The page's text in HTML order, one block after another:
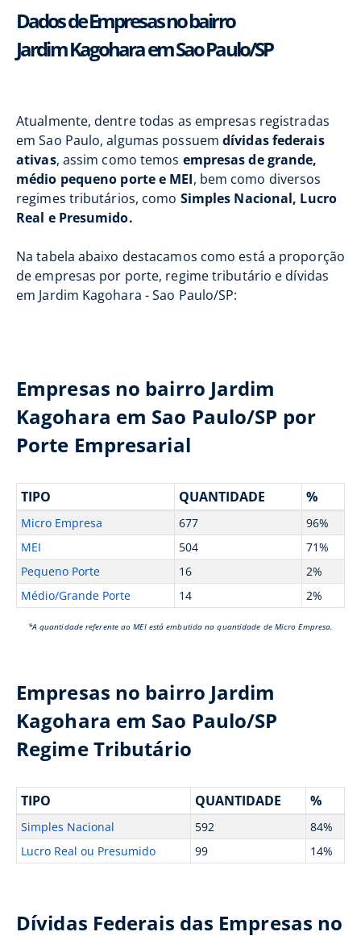
Dados de Empresas no bairro
Jardim Kagohara em Sao Paulo/SP
Atualmente, dentre todas as empresas registradas
em Sao Paulo, algumas possuemdívidas federais
ativas, assim como temos empresas de grande,
médio pequeno porte e MEI, bem como diversos
regimes tributários, como Simples Nacional, Lucro
Real e Presumido.
Na tabela abaixo destacamos como está a proporção
de empresas por porte, regime tributário e dívidas
em Jardim Kagohara - Sao Paulo/SP:
Empresas no bairro Jardim
Kagohara em Sao Paulo/SP por
Porte Empresarial
TIPO QUANTIDADE %
Micro Empresa 677
96%
MEI
504
71%
Pequeno Porte
16
2%
Médio/Grande Porte
14 2%
*A quantidade referente ao MEI está embutida na quantidade de Micro Empresa.
Empresas no bairro Jardim
Kagohara em Sao Paulo/SP
Regime Tributário
TIPO QUANTIDADE %
Simples Nacional 592
84%
Lucro Real ou Presumido
99 14%
Dívidas Federais das Empresas no